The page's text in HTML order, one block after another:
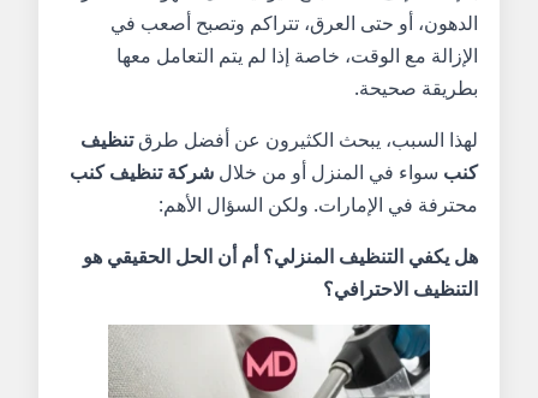
الدهون، أو حتى العرق، تتراكم وتصبح أصعب في
الإزالة مع الوقت، خاصة إذا لم يتم التعامل معها
بطريقة صحيحة.
لهذا السبب، يبحث الكثيرون عن أفضل طرقتنظيف
كنب سواء في المنزل أو من خلال شركة تنظيف كنب
محترفة في الإمارات. ولكن السؤال الأهم:
هل يكفي التنظيف المنزلي؟ أم أن الحل الحقيقي هو
التنظيف الاحترافي؟